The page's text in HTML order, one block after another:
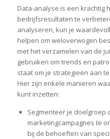
Data-analyse is een krachtig
bedrijfsresultaten te
analyseren, kun je
helpen om weloverwogen
met het verzamelen van de
gebruiken om trends en
staat om je strategieën aan
Hier zijn enkele manieren
kunt inzetten:
Segmenteer je doelgroep
marketingcampagnes te
bij de behoeften van